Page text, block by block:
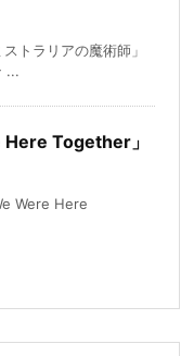
トラリアの魔術師」
...
Together」
Were Here